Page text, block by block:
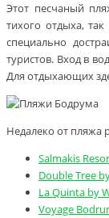
Этот песчаный
тихого отдыха,
специально
туристов. Вход в
Для отдыхающих
Недалеко от пляжа
Salmakis
Double Tree
La Quinta by
Voyage